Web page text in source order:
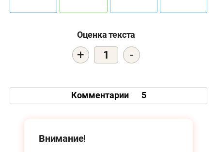
Оценка текста
+ 1 -
Комментарии 5
Внимание!